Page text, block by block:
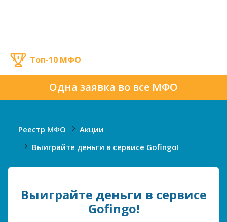
Одна заявка во все МФО
Топ-10 МФО
Реестр МФО
Акции
Выиграйте деньги в сервисе Gofingo!
Выиграйте деньги в сервисе
Gofingo!